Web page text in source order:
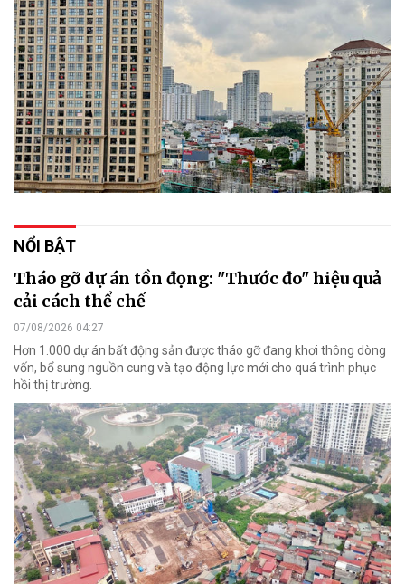
NỔI BẬT
Tháo gỡ dự án tồn đọng: "Thước đo" hiệu quả
cải cách thể chế
07/08/2026 04:27
Hơn 1.000 dự án bất động sản được tháo gỡ đang khơi thông dòng
vốn, bổ sung nguồn cung và tạo động lực mới cho quá trình phục
hồi thị trường.